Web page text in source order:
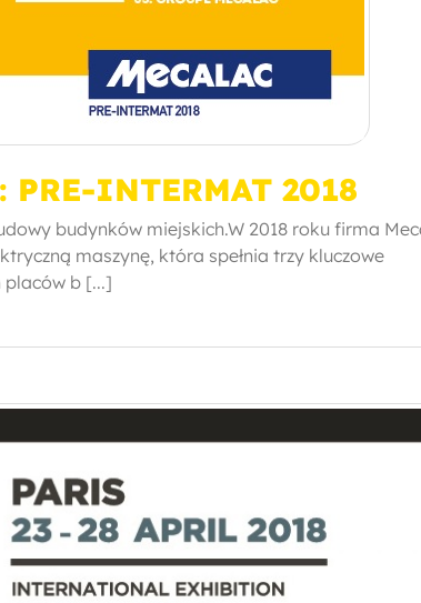
PRE-INTERMAT 2018
budynków miejskich.W 2018 roku firma
maszynę, która spełnia trzy kluczowe
placów b [...]